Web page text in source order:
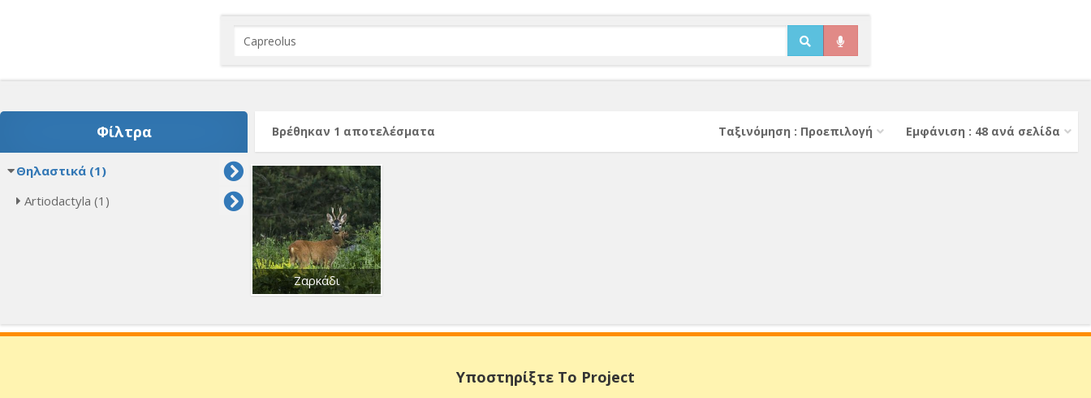
Φίλτρα
Θηλαστικά (1)
Artiodactyla (1)
Βρέθηκαν 1 αποτελέσματα Εμφάνιση : 48 ανά σελίδα
Тαξινόμηση : Προεπιλογή
Ζαρκάδι
Υποστηρίξτε Το Project